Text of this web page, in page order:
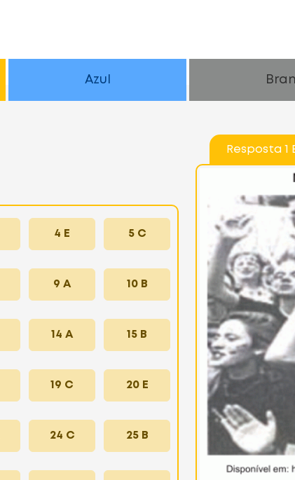
Azul
4 E 5 C
9 A 10 B
14 A 15 B
19 C 20 E
24 C 25 B
Resposta 1